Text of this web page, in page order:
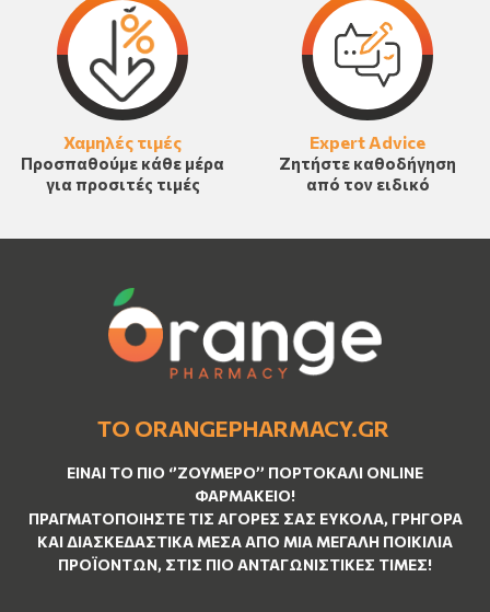
Χαμηλές τιμές
Προσπαθούμε κάθε μέρα
για προσιτές τιμές
Expert Advice
Ζητήστε καθοδήγηση
από τον ειδικό
ΤΟ ORANGEPHARMACY.GR
ΕΊΝΑΙ ΤO ΠΙΟ ‘’ΖΟΥΜΕΡΌ’’ ΠΟΡΤΟΚΑΛΊ ΟNLINE
ΦΑΡΜΑΚΕΊΟ!
ΠΡΑΓΜΑΤΟΠΟΙΉΣΤΕ ΤΙΣ ΑΓΟΡΈΣ ΣΑΣ ΕΎΚΟΛΑ, ΓΡΉΓΟΡΑ
ΚΑΙ ΔΙΑΣΚΕΔΑΣΤΙΚΆ ΜΈΣΑ ΑΠΌ ΜΙΑ ΜΕΓΆΛΗ ΠΟΙΚΙΛΊΑ
ΠΡΟΪΌΝΤΩΝ, ΣΤΙΣ ΠΙΟ ΑΝΤΑΓΩΝΙΣΤΙΚΈΣ ΤΙΜΈΣ!